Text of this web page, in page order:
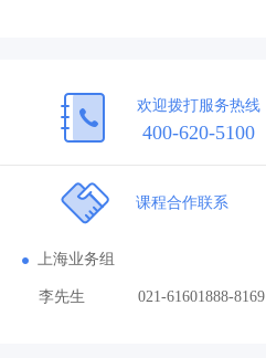
欢迎拨打服务热线
400-620-5100
课程合作联系
上海业务组
李先生 021-61601888-8169